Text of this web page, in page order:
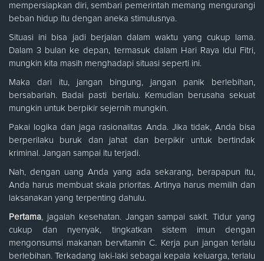
mempersiapkan diri, sembari pemerintah memang mengurangi
beban hidup itu dengan aneka stimulusnya.
Situasi ini bisa jadi berjalan dalam waktu yang cukup lama.
Dalam 3 bulan ke depan, termasuk dalam Hari Raya Idul Fitri,
mungkin kita masih menghadapi situasi seperti ini.
Maka dari itu, jangan bingung, jangan panik berlebihan,
bersabarlah. Badai pasti berlalu. Kemudian berusaha sekuat
mungkin untuk berpikir sejernih mungkin.
Pakai logika dan jaga rasionalitas Anda. Jika tidak, Anda bisa
berperilaku buruk dan jahat dan berpikir untuk bertindak
kriminal. Jangan sampai itu terjadi.
Nah, dengan uang Anda yang ada sekarang, berapapun itu,
Anda harus membuat skala prioritas. Artinya harus memilih dan
laksanakan yang terpenting dahulu.
Pertama, jagalah kesehatan. Jangan sampai sakit. Tidur yang
cukup dan nyenyak, tingkatkan sistem imun dengan
mengonsumsi makanan bervitamin C. Kerja pun jangan terlalu
berlebihan. Terkadang laki-laki sebagai kepala keluarga, terlalu